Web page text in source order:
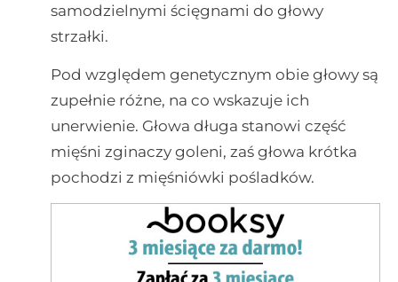
samodzielnymi ścięgnami do głowy
strzałki.
Pod względem genetycznym obie głowy są
zupełnie różne, na co wskazuje ich
unerwienie. Głowa długa stanowi część
mięśni zginaczy goleni, zaś głowa krótka
pochodzi z mięśniówki pośladków.